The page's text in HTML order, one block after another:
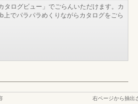
タログビュー」でごらんいただけます。カ
上でパラパラめくりながらカタログをごら
右ページから抽出